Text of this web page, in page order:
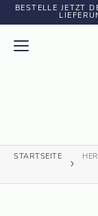
BESTELLE JETZT
STARTSEITE